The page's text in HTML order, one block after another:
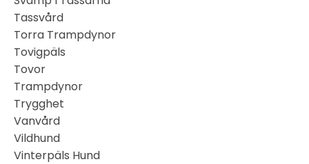
Tassvård
Torra Trampdynor
Tovigpäls
Tovor
Trampdynor
Trygghet
Vanvård
Vildhund
Vinterpäls Hund